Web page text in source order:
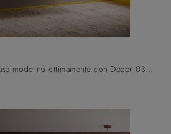
Arreda il bagno di casa moderno ottimamente con Decor 03, mobili bagno sospesi e accessori in laccato opaco di Arbi.